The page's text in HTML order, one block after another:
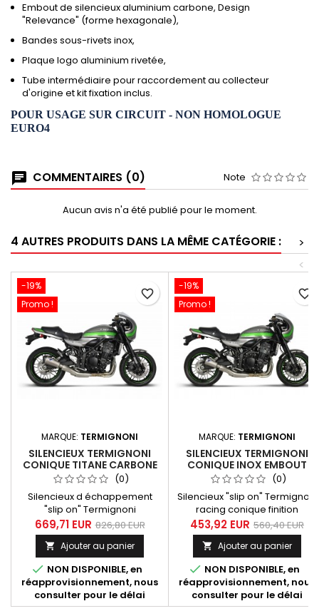
Embout de silencieux aluminium carbone, Design
"Relevance" (forme hexagonale),
Bandes sous-rivets inox,
Plaque logo aluminium rivetée,
Tube intermédiaire pour raccordement au collecteur
d'origine et kit fixation inclus.
POUR USAGE SUR CIRCUIT - NON HOMOLOGUE
EURO4
COMMENTAIRES (0) Note
Aucun avis n'a été publié pour le moment.
4 AUTRES PRODUITS DANS LA MÊME CATÉGORIE :
>
<
-19%
Promo !
MARQUE: TERMIGNONI
SILENCIEUX TERMIGNONI
CONIQUE TITANE CARBONE
POUR KAWASAKI Z 900 RS
2018-2022
(0)
Silencieux d échappement
"slip on" Termignoni
racing adaptable au collecteur
d'origine finition titane -
carbone pour Kawasaki Z 900
RS tous modèles de 2018
à 2022. Silencieux équipé d'un
réducteur de bruit (db-killer)
démontable.
669,71 EUR 826,80 EUR
 Ajouter au panier
 NON DISPONIBLE, en
réapprovisionnement, nous
consulter pour le délai
favorite_border
-19%
Promo !
MARQUE: TERMIGNONI
SILENCIEUX TERMIGNONI
CONIQUE INOX EMBOUT
INOX POUR KAWASAKI Z 900
RS 2018-2022
(0)
Silencieux "slip on" Termignoni
racing conique finition
inox adatable au collecteur
d'origine pour Kawasaki Z 900
RS tous modèles de 2018 à
2022.
453,92 EUR 560,40 EUR
 Ajouter au panier
 NON DISPONIBLE, en
réapprovisionnement, nous
consulter pour le délai
favorite_border